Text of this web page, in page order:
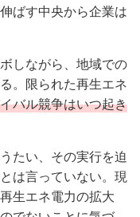
ばす中央から企業は
しながら、地域での
。限られた再生エネ
バル競争はいつ起き
たい、その実行を迫
は言っていない。現
生エネ電力の拡大